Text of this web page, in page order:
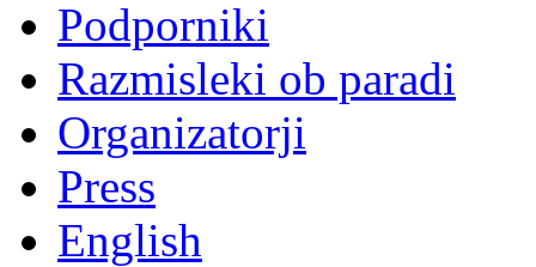
Podporniki
Razmisleki ob paradi
Organizatorji
Press
English